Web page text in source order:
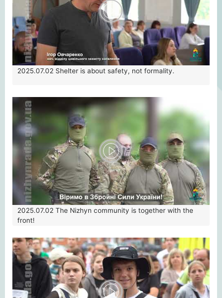
2025.07.02 Shelter is about safety, not formality.
2025.07.02 The Nizhyn community is together with the
front!